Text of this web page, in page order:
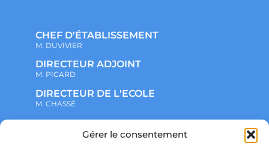
Gérer le consentement
CHEF D'ÉTABLISSEMENT
M. DUVIVIER
DIRECTEUR ADJOINT
M. PICARD
DIRECTEUR DE L'ECOLE
M. CHASSÉ
NOTRE ENSEMBLE SCOLAIRE